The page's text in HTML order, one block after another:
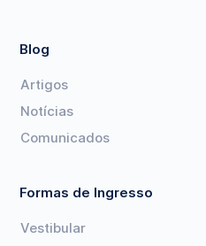
Blog
Artigos
Notícias
Comunicados
Formas de Ingresso
Vestibular